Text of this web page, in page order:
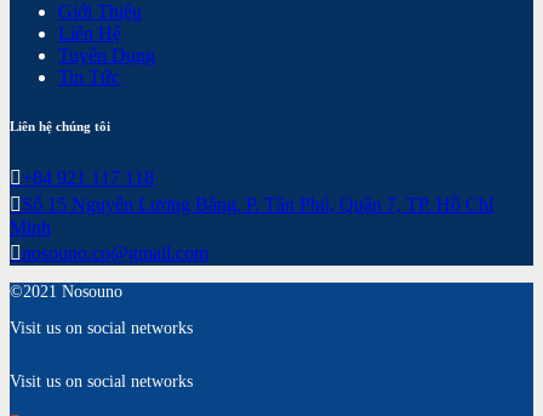
Giới Thiệu
Liên Hệ
Tuyển Dụng
Tin Tức
Liên hệ chúng tôi
+84 921 117 118
Số 15 Nguyễn Lương Bằng, P. Tân Phú, Quận 7, TP. Hồ Chí
Minh
nosouno.co@gmail.com
©2021 Nosouno
Visit us on social networks
Visit us on social networks